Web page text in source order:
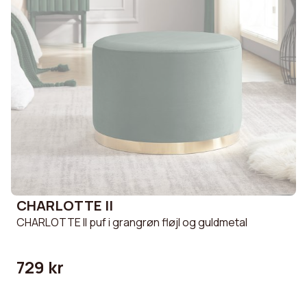
CHARLOTTE II
CHARLOTTE II puf i grangrøn fløjl og guldmetal
729 kr